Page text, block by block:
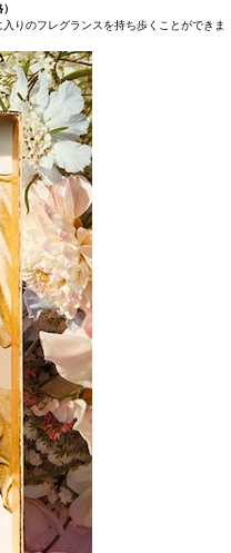
りのフレグランスを持ち歩くことができま